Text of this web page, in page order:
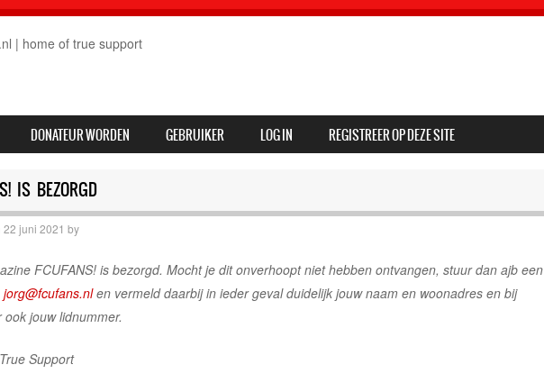
DONATEUR WORDEN GEBRUIKER LOG IN REGISTREER OP DEZE SITE
IS BEZORGD
22 juni 2021 by
FCUFANS! is bezorgd. Mocht je dit onverhoopt niet hebben ontvangen, stuur dan ajb een
jorg@fcufans.nlen vermeld daarbij in ieder geval duidelijk jouw naam en woonadres en bij
ook jouw lidnummer.
Support